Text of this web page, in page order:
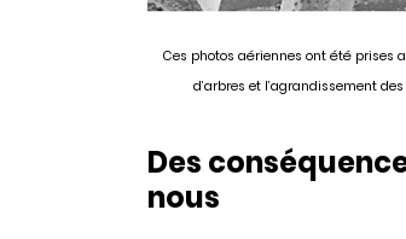
Ces photos aériennes ont été prises
d’arbres et l’agrandissement
Des
nous